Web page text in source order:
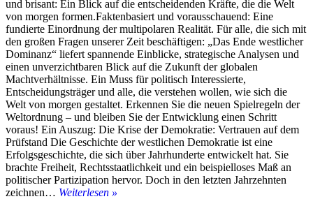
und brisant: Ein Blick auf die entscheidenden Kräfte, die die Welt
von morgen formen.Faktenbasiert und vorausschauend: Eine
fundierte Einordnung der multipolaren Realität. Für alle, die sich mit
den großen Fragen unserer Zeit beschäftigen: „Das Ende westlicher
Dominanz“ liefert spannende Einblicke, strategische Analysen und
einen unverzichtbaren Blick auf die Zukunft der globalen
Machtverhältnisse. Ein Muss für politisch Interessierte,
Entscheidungsträger und alle, die verstehen wollen, wie sich die
Welt von morgen gestaltet. Erkennen Sie die neuen Spielregeln der
Weltordnung – und bleiben Sie der Entwicklung einen Schritt
voraus! Ein Auszug: Die Krise der Demokratie: Vertrauen auf dem
Prüfstand Die Geschichte der westlichen Demokratie ist eine
Erfolgsgeschichte, die sich über Jahrhunderte entwickelt hat. Sie
brachte Freiheit, Rechtsstaatlichkeit und ein beispielloses Maß an
politischer Partizipation hervor. Doch in den letzten Jahrzehnten
zeichnen… Weiterlesen »